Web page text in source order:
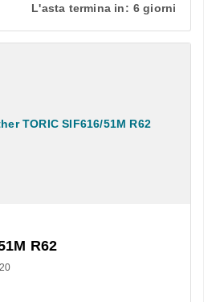
L'asta termina in: 6 giorni
R62